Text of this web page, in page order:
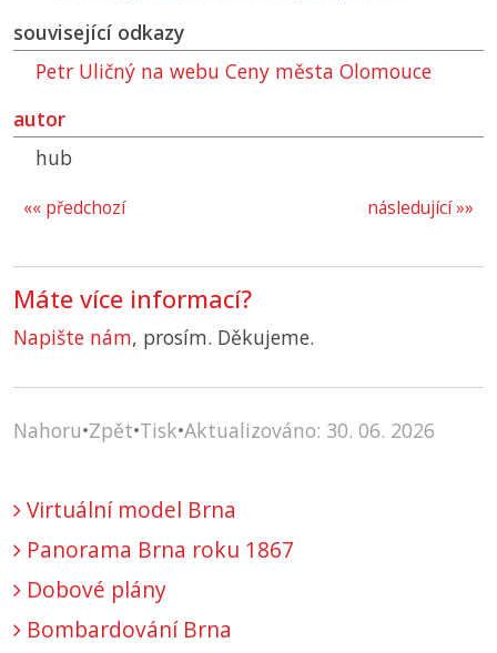
související odkazy
Petr Uličný na webu Ceny města Olomouce
autor
hub
následující »»
«« předchozí
Máte více informací?
Napište nám, prosím. Děkujeme.
Nahoru•Zpět•Tisk•Aktualizováno: 30. 06. 2026
Virtuální model Brna
Panorama Brna roku 1867
Dobové plány
Bombardování Brna